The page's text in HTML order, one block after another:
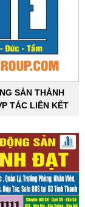
SẢN THÀNH
TÁC LIÊN KẾT